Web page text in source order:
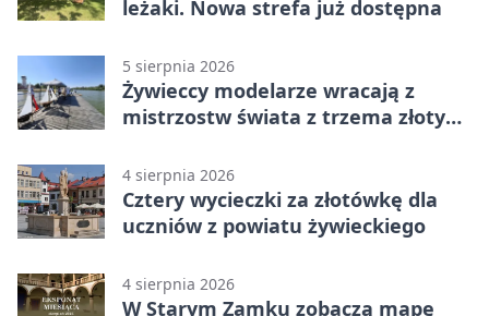
leżaki. Nowa strefa już dostępna
5 sierpnia 2026
Żywieccy modelarze wracają z
mistrzostw świata z trzema złotymi
4 sierpnia 2026
Cztery wycieczki za złotówkę dla
uczniów z powiatu żywieckiego
4 sierpnia 2026
W Starym Zamku zobaczą mapę